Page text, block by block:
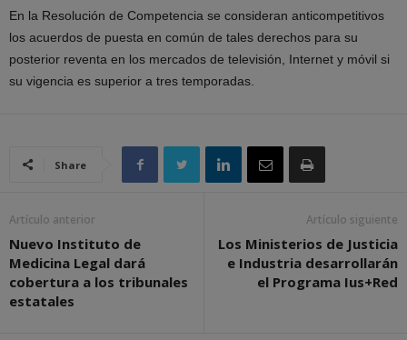
En la Resolución de Competencia se consideran anticompetitivos
los acuerdos de puesta en común de tales derechos para su
posterior reventa en los mercados de televisión, Internet y móvil si
su vigencia es superior a tres temporadas.
Share
Artículo anterior
Nuevo Instituto de
Medicina Legal dará
cobertura a los tribunales
estatales
Artículo siguiente
Los Ministerios de Justicia
e Industria desarrollarán
el Programa Ius+Red